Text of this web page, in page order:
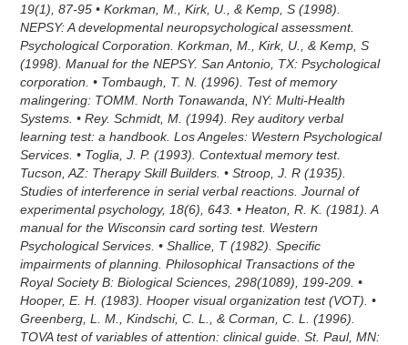
19(1), 87-95 • Korkman, M., Kirk, U., & Kemp, S (1998).
NEPSY: A developmental neuropsychological assessment.
Psychological Corporation. Korkman, M., Kirk, U., & Kemp, S
(1998). Manual for the NEPSY. San Antonio, TX: Psychological
corporation. • Tombaugh, T. N. (1996). Test of memory
malingering: TOMM. North Tonawanda, NY: Multi-Health
Systems. • Rey. Schmidt, M. (1994). Rey auditory verbal
learning test: a handbook. Los Angeles: Western Psychological
Services. • Toglia, J. P. (1993). Contextual memory test.
Tucson, AZ: Therapy Skill Builders. • Stroop, J. R (1935).
Studies of interference in serial verbal reactions. Journal of
experimental psychology, 18(6), 643. • Heaton, R. K. (1981). A
manual for the Wisconsin card sorting test. Western
Psychological Services. • Shallice, T (1982). Specific
impairments of planning. Philosophical Transactions of the
Royal Society B: Biological Sciences, 298(1089), 199-209. •
Hooper, E. H. (1983). Hooper visual organization test (VOT). •
Greenberg, L. M., Kindschi, C. L., & Corman, C. L. (1996).
TOVA test of variables of attention: clinical guide. St. Paul, MN: